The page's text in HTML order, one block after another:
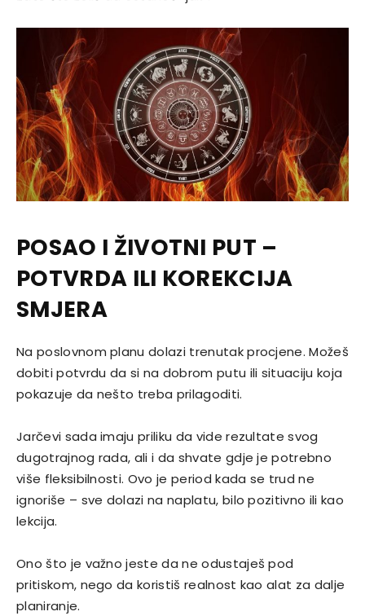
POSAO I ŽIVOTNI PUT –
POTVRDA ILI KOREKCIJA
SMJERA
Na poslovnom planu dolazi trenutak procjene. Možeš
dobiti potvrdu da si na dobrom putu ili situaciju koja
pokazuje da nešto treba prilagoditi.
Jarčevi sada imaju priliku da vide rezultate svog
dugotrajnog rada, ali i da shvate gdje je potrebno
više fleksibilnosti. Ovo je period kada se trud ne
ignoriše – sve dolazi na naplatu, bilo pozitivno ili kao
lekcija.
Ono što je važno jeste da ne odustaješ pod
pritiskom, nego da koristiš realnost kao alat za dalje
planiranje.